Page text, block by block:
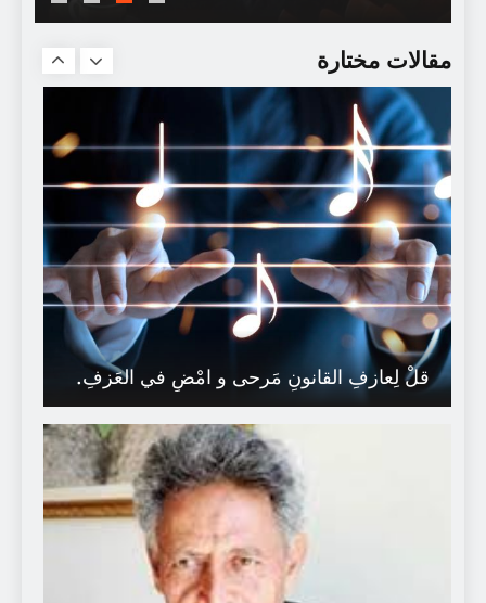
مقالات مختارة
قلْ لِعازفِ القانونِ مَرحى و امْضِ في العَزفِ.